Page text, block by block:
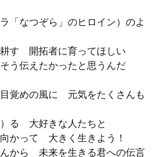
「なつぞら」のヒロイン）のよ
す 開拓者に育ってほしい
う伝えたかったと思うんだ
覚めの風に 元気をたくさんも
）る 大好きな人たちと
かって 大きく生きよう！
から 未来を生きる君への伝言